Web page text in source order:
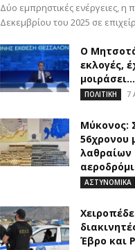
Δύο εμπρηστικές ενέργειες, η
Δεκεμβρίου του 2025 σε
Ο
εκλογές,
μοιράσει…
ΠΟΛΙΤΙΚΗ 7
Μύκονος:
56χρονου
λαθραίων
ΑΣΤΥΝΟΜΙΚΑ
Έβρο και